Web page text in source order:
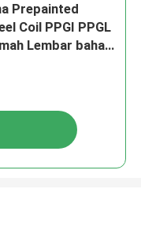
Prepainted
Coil PPGI PPGL
Lembar bahan